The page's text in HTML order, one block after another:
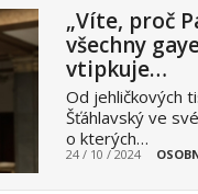
„Víte, proč
všechny
vtipkuje…
Od jehličkových
Šťáhlavský ve
o kterých…
24 / 10 / 2024